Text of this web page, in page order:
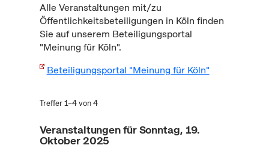
Alle Veranstaltungen mit/zu
Öffentlichkeitsbeteiligungen in Köln finden
Sie auf unserem Beteiligungsportal
"Meinung für Köln".
Beteiligungsportal "Meinung für Köln"
Treffer 1–4 von 4
Veranstaltungen für Sonntag, 19.
Oktober 2025